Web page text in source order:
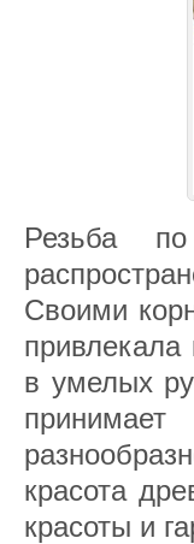
Резьба
Своими
в умелых
красота
красоты и